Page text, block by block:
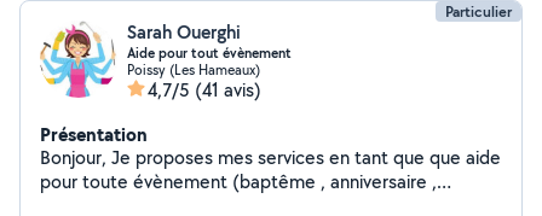
Particulier
Sarah Ouerghi
Aide pour tout évènement
Poissy (Les Hameaux)
4,7/5 (41 avis)
Présentation
Bonjour, Je proposes mes services en tant que que aide
pour toute évènement (baptême , anniversaire ,